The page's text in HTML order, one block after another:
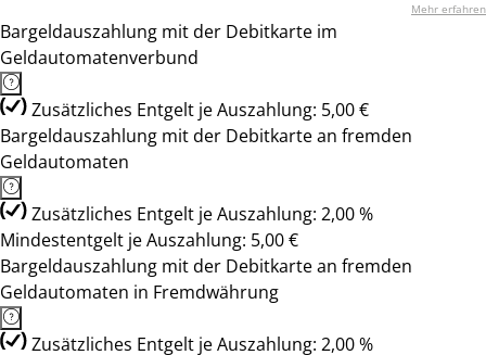
Mehr erfahren
Bargeldauszahlung mit der Debitkarte im
Geldautomatenverbund
Zusätzliches Entgelt je Auszahlung: 5,00 €
Bargeldauszahlung mit der Debitkarte an fremden
Geldautomaten
Zusätzliches Entgelt je Auszahlung: 2,00 %
Mindestentgelt je Auszahlung: 5,00 €
Bargeldauszahlung mit der Debitkarte an fremden
Geldautomaten in Fremdwährung
Zusätzliches Entgelt je Auszahlung: 2,00 %